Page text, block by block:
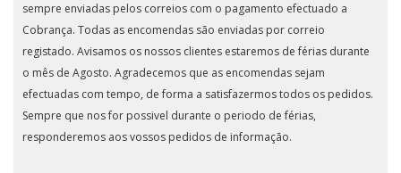
sempre enviadas pelos correios com o pagamento efectuado a
Cobrança. Todas as encomendas são enviadas por correio
registado. Avisamos os nossos clientes estaremos de férias durante
o mês de Agosto. Agradecemos que as encomendas sejam
efectuadas com tempo, de forma a satisfazermos todos os pedidos.
Sempre que nos for possivel durante o periodo de férias,
responderemos aos vossos pedidos de informação.